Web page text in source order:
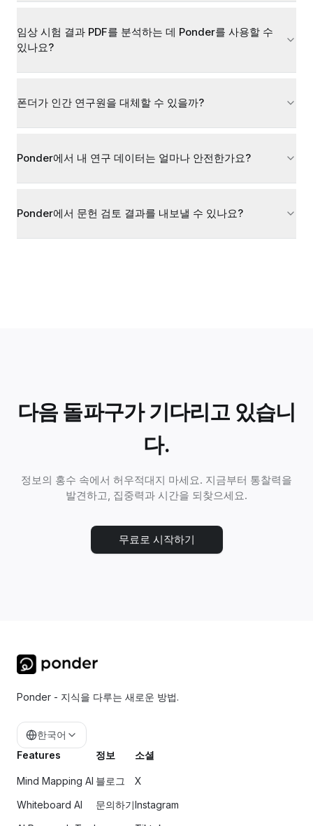
임상 시험 결과 PDF를 분석하는 데 Ponder를 사용할 수
있나요?
폰더가 인간 연구원을 대체할 수 있을까?
Ponder에서 내 연구 데이터는 얼마나 안전한가요?
Ponder에서 문헌 검토 결과를 내보낼 수 있나요?
다음 돌파구가 기다리고 있습니
다.
정보의 홍수 속에서 허우적대지 마세요. 지금부터 통찰력을
발견하고, 집중력과 시간을 되찾으세요.
무료로 시작하기
Ponder - 지식을 다루는 새로운 방법.
한국어
Features
Mind Mapping AI
Whiteboard AI
정보
블로그
문의하기
소셜
X
Instagram